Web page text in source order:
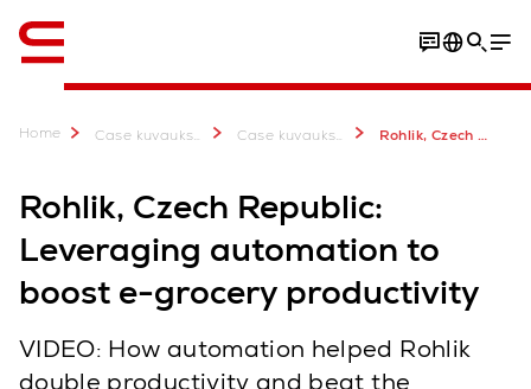
Home Case kuvauksia & lisätietoa Case kuvauksia Rohlik, Czech Republic: Leveraging automation to boost e-grocery productivity
Rohlik, Czech Republic:
Leveraging automation to
boost e-grocery productivity
VIDEO: How automation helped Rohlik
double productivity and beat the